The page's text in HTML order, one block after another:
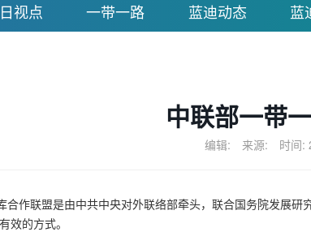
视点 一带一路 蓝迪动态 蓝
中联部一带
编辑: 来源: 时间:
合作联盟是由中共中央对外联络部牵头，联合国务院发展研
效的方式。